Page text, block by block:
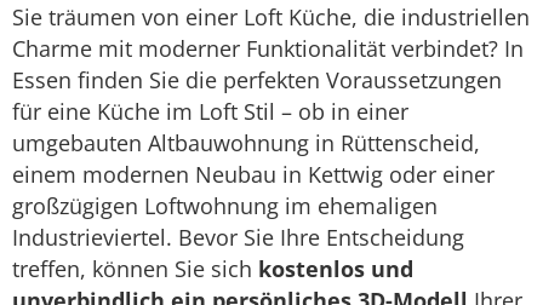
Sie träumen von einer Loft Küche, die industriellen
Charme mit moderner Funktionalität verbindet? In
Essen finden Sie die perfekten Voraussetzungen
für eine Küche im Loft Stil – ob in einer
umgebauten Altbauwohnung in Rüttenscheid,
einem modernen Neubau in Kettwig oder einer
großzügigen Loftwohnung im ehemaligen
Industrieviertel. Bevor Sie Ihre Entscheidung
treffen, können Sie sich kostenlos und